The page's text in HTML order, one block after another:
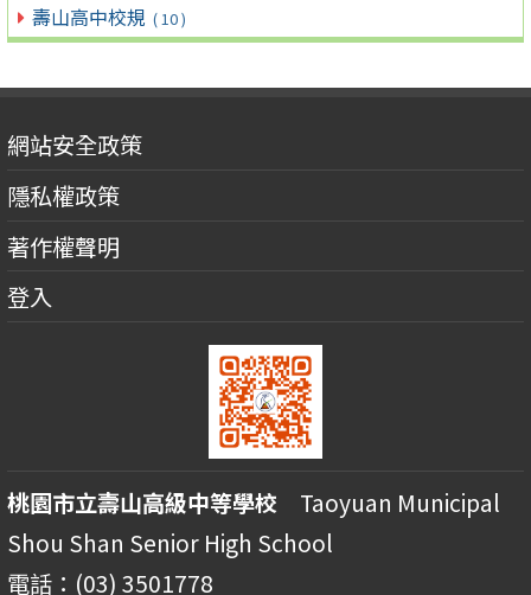
壽山高中校規 ( 10 )
網站安全政策
隱私權政策
著作權聲明
登入
桃園市立壽山高級中等學校 Taoyuan Municipal
Shou Shan Senior High School
電話：(03) 3501778